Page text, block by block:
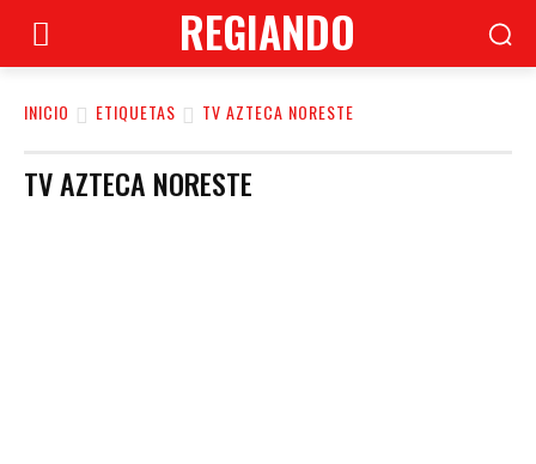
REGIANDO
INICIO ETIQUETAS TV AZTECA NORESTE
TV AZTECA NORESTE